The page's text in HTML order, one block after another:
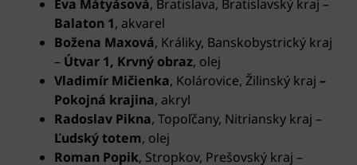
Eva Mátyásová, Bratislava, Bratislavský kraj –
Balaton 1, akvarel
Božena Maxová, Králiky, Banskobystrický kraj
– Útvar 1, Krvný obraz, olej
Vladimír Mičienka, Kolárovice, Žilinský kraj –
Pokojná krajina, akryl
Radoslav Pikna, Topoľčany, Nitriansky kraj –
Ľudský totem, olej
Roman Popik, Stropkov, Prešovský kraj –